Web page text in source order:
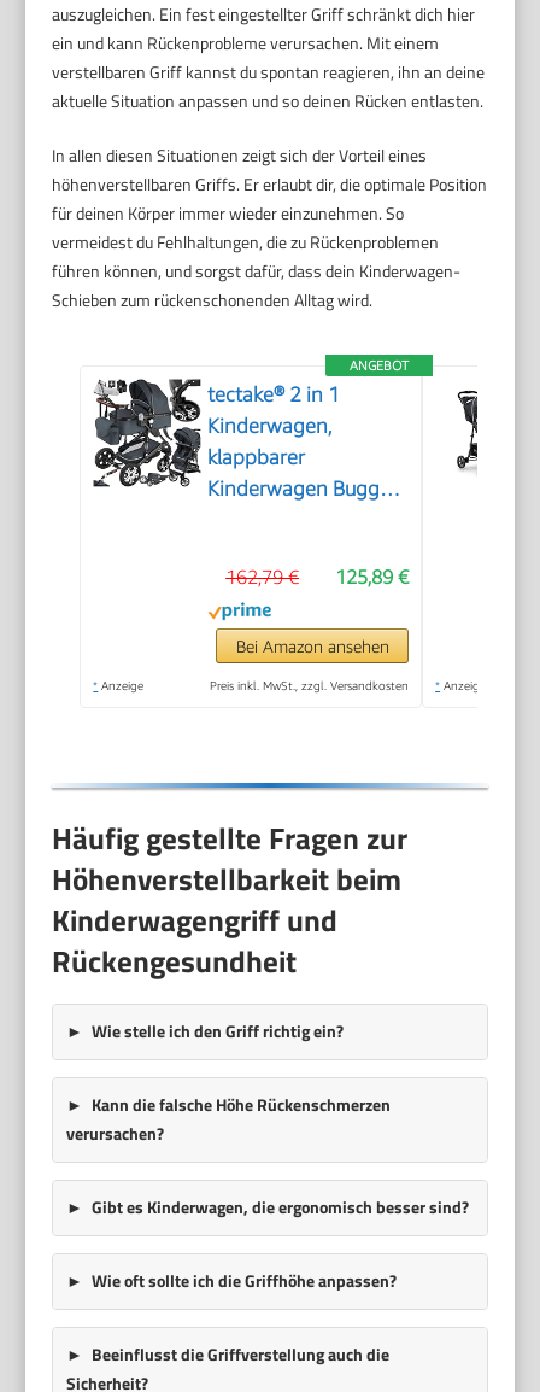
auszugleichen. Ein fest eingestellter Griff schränkt dich hier
ein und kann Rückenprobleme verursachen. Mit einem
verstellbaren Griff kannst du spontan reagieren, ihn an deine
aktuelle Situation anpassen und so deinen Rücken entlasten.
In allen diesen Situationen zeigt sich der Vorteil eines
höhenverstellbaren Griffs. Er erlaubt dir, die optimale Position
für deinen Körper immer wieder einzunehmen. So
vermeidest du Fehlhaltungen, die zu Rückenproblemen
führen können, und sorgst dafür, dass dein Kinderwagen-
Schieben zum rückenschonenden Alltag wird.
ANGEBOT
tectake® 2 in 1
Kinderwagen,
klappbarer
Kinderwagen Buggy
Getränkehalter,
herausnehmbarer
Babywanne und
Regenschutz -
125,89 €
162,79 €
Bei Amazon ansehen
* Anzeige Preis inkl. MwSt., zzgl. Versandkosten * Anzeige
Häufig gestellte Fragen zur
Höhenverstellbarkeit beim
Kinderwagengriff und
Rückengesundheit
Wie stelle ich den Griff richtig ein?
Kann die falsche Höhe Rückenschmerzen
verursachen?
Gibt es Kinderwagen, die ergonomisch besser sind?
Wie oft sollte ich die Griffhöhe anpassen?
Beeinflusst die Griffverstellung auch die
Sicherheit?